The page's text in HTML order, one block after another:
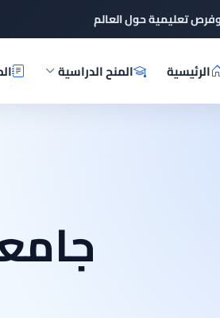
تعليمية حول العالم
الرئيسية المنح الدراسية